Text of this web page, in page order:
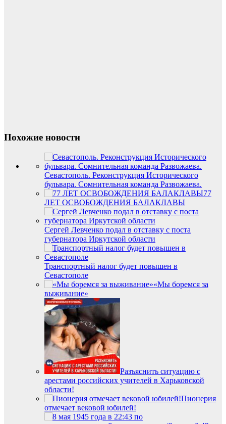
Похожие новости
Севастополь. Реконструкция Исторического
бульвара. Сомнительная команда Развожаева.
77
ЛЕТ ОСВОБОЖДЕНИЯ БАЛАКЛАВЫ
Сергей Левченко подал в отставку с поста
губернатора Иркутской области
Транспортный налог будет повышен в
Севастополе
«Мы боремся за
выживание»
Разъяснить ситуацию с
арестами российских учителей в Харьковской
области!
Пионерия
отмечает вековой юбилей!